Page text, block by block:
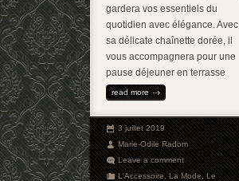
gardera vos essentiels du
quotidien avec élégance. Avec
sa délicate chaînette dorée, il
vous accompagnera pour une
pause déjeuner en terrasse
read more
3 juillet 2019
Marie-Odile Radom
Leave a comment
L'Accessoire,La Mode,Le